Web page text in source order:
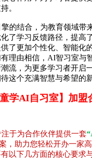
。
的结合，为教育领域带
了学习反馈路径，提高
了更加个性化、智能化
理由相信，AI智习室与
流，为更多学习者开启
这个充满智慧与希望的
学AI自习室】加盟
于为合作伙伴提供一套
，助力您轻松开办一家
以下几方面的核心要求